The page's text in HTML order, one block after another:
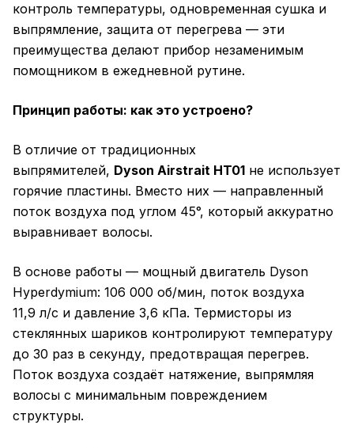
контроль температуры, одновременная сушка и
выпрямление, защита от перегрева — эти
преимущества делают прибор незаменимым
помощником в ежедневной рутине.
Принцип работы: как это устроено?
В отличие от традиционных
выпрямителей, Dyson Airstrait HT01 не использует
горячие пластины. Вместо них — направленный
поток воздуха под углом 45°, который аккуратно
выравнивает волосы.
В основе работы — мощный двигатель Dyson
Hyperdymium: 106 000 об/мин, поток воздуха
11,9 л/с и давление 3,6 кПа. Термисторы из
стеклянных шариков контролируют температуру
до 30 раз в секунду, предотвращая перегрев.
Поток воздуха создаёт натяжение, выпрямляя
волосы с минимальным повреждением
структуры.